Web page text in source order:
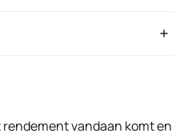
verhoogt kosten/ruis.
vandaan komt en